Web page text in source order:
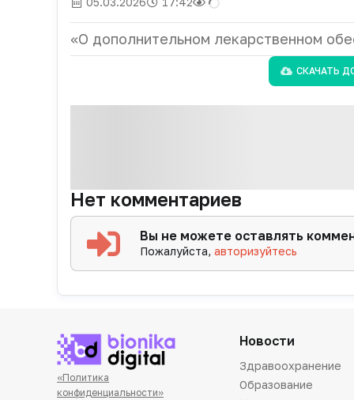
«О дополнительном лекарственном
СКАЧАТЬ
Нет комментариев
Вы не можете оставлять
Пожалуйста,авторизуйтесь
«Политика
конфиденциальности»
Новости
Здравоохранение
Образование